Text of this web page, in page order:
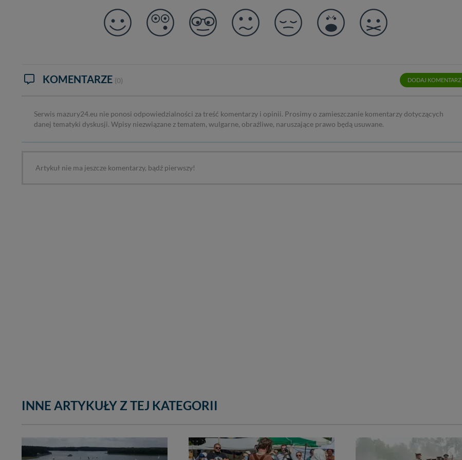
KOMENTARZE (0) DODAJ KOMENTARZ
Serwis mazury24.eu nie ponosi odpowiedzialności za treść komentarzy i opinii. Prosimy o zamieszczanie komentarzy dotyczących
danej tematyki dyskusji. Wpisy niezwiązane z tematem, wulgarne, obraźliwe, naruszające prawo będą usuwane.
Artykuł nie ma jeszcze komentarzy, bądź pierwszy!
INNE ARTYKUŁY Z TEJ KATEGORII